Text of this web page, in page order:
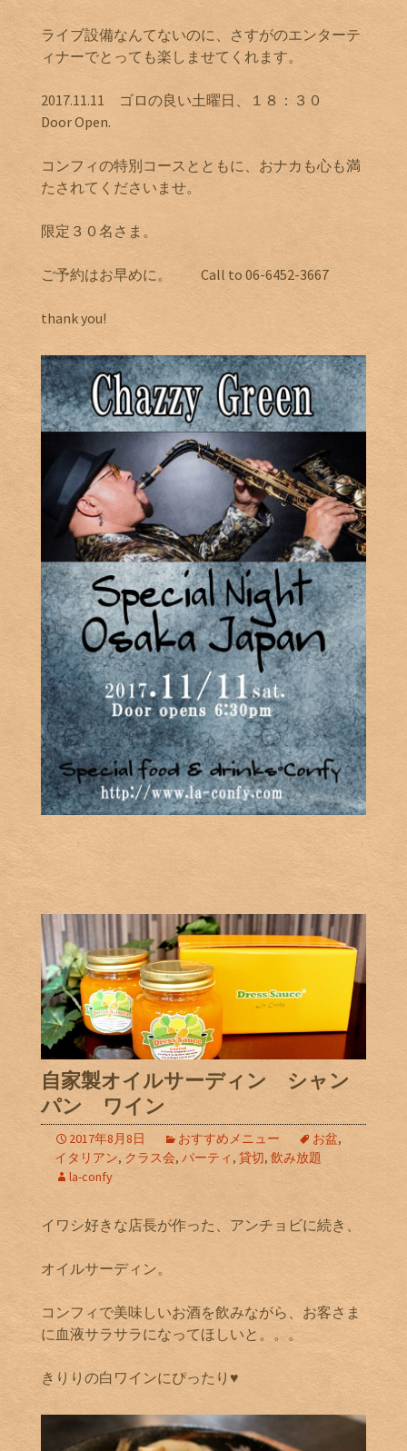
ライブ設備なんてないのに、さすがのエンターテ
ィナーでとっても楽しませてくれます。
2017.11.11 ゴロの良い土曜日、１８：３０
Door Open.
コンフィの特別コースとともに、おナカも心も満
たされてくださいませ。
限定３０名さま。
ご予約はお早めに。 Call to 06-6452-3667
thank you!
自家製オイルサーディン シャン
パン ワイン
2017年8月8日 おすすめメニュー お盆,
イタリアン, クラス会, パーティ , 貸切, 飲み放題
la-confy
イワシ好きな店長が作った、アンチョビに続き、
オイルサーディン。
コンフィで美味しいお酒を飲みながら、お客さま
に血液サラサラになってほしいと。。。
きりりの白ワインにぴったり♥